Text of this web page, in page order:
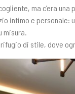
ma c’era
intimo e personale:
misura.
rifugio di stile, dove